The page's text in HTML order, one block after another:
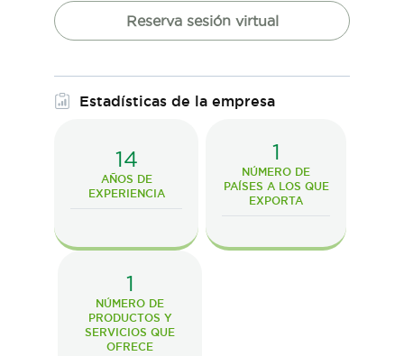
Reserva sesión virtual
Estadísticas de la empresa
14
AÑOS DE
EXPERIENCIA
1
NÚMERO DE
PAÍSES A LOS QUE
EXPORTA
1
NÚMERO DE
PRODUCTOS Y
SERVICIOS QUE
OFRECE